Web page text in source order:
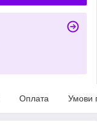
Оплата Умови